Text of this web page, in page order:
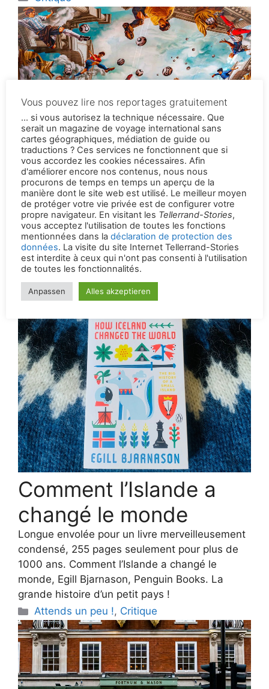
Les idoles du football
sur des peintures
murales
Ceux qui aiment le football, mais pas la Coupe
du monde au Qatar, pourraient avoir beaucoup
de plaisir à lire un livre d’Andy Brassell pendant
leur temps libre : Football-Murals
Attends un peu !,Critique
Comment l’Islande a
changé le monde
Longue envolée pour un livre merveilleusement
condensé, 255 pages seulement pour plus de
1000 ans. Comment l’Islande a changé le
monde, Egill Bjarnason, Penguin Books. La
grande histoire d’un petit pays !
Categories
Attends un peu !, Critique